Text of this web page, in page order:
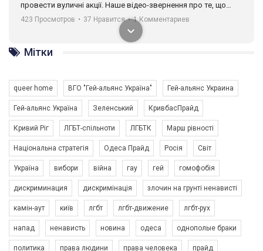
провести вуличні акції. Наше відео-звернення про те, що
навіть коли ми у різних містах та не можемо зустрінеться, ми
разом. Ми закликаємо всіх хто поділяє цінності рівності та
солідарності, приєднатися до нас. Регіональні підрозділи
ГАУ є в 16 областях України.
Разом наш голос лунає гучніше!
423 Просмотров • 37 Нравится • 1 Комментариев
Зупинимо насильство проти ЛГБТ в Україні! Stop violence against LGBT in Ukraine!
6/30/2017
Емоційний та вражаючий промо-ролік на конкурс PACT, який
представляє програму "Гей-альянс Україна" з протидії
насильству проти ЛГБТ в Україні.
1.9K Просмотров • 226 Нравится • 5 Комментариев
Мітки
queer home ВГО "Гей-альянс Україна" Гей-альянс Украина
Гей-альянс Україна Зеленський КривбасПрайд
Кривий Ріг ЛГБТ-спільноти ЛГБТК Марш рівності
Національна стратегія Одеса Прайд Росія Світ
Україна вибори війна гау гей гомофобія
дискриминация дискримінація злочин на грунті ненависті
камін-аут київ лгбт лгбт-движение лгбт-рух
напад ненависть новина одеса однополые браки
политика права людини права человека прайд